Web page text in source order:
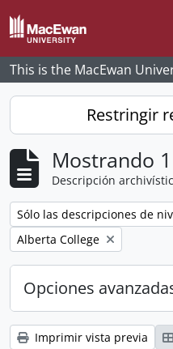
Skip to main content
This is the MacEwan
Restringir
Mostrando
Descripción
Remove filter:
Sólo las descripciones de
Remove filter:
Alberta College
Opciones
Imprimir vista previa